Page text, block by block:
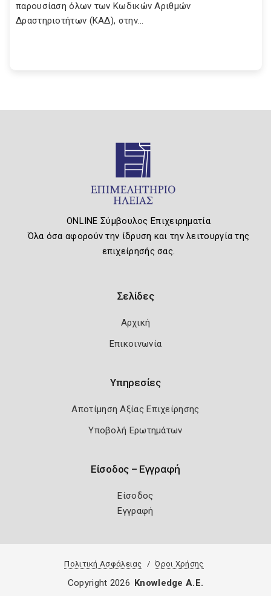
παρουσίαση όλων των Κωδικών Αριθμών
Δραστηριοτήτων (ΚΑΔ), στην...
ONLINE Σύμβουλος Επιχειρηματία
Όλα όσα αφορούν την ίδρυση και την λειτουργία της
επιχείρησής σας.
Σελίδες
Αρχική
Επικοινωνία
Υπηρεσίες
Αποτίμηση Αξίας Επιχείρησης
Υποβολή Ερωτημάτων
Είσοδος – Εγγραφή
Είσοδος
Εγγραφή
Πολιτική Ασφάλειας Όροι Χρήσης
Copyright 2026 Knowledge A.E.